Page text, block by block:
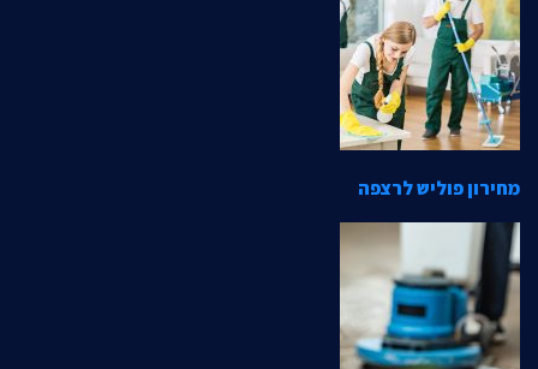
מחירון פוליש לרצפה